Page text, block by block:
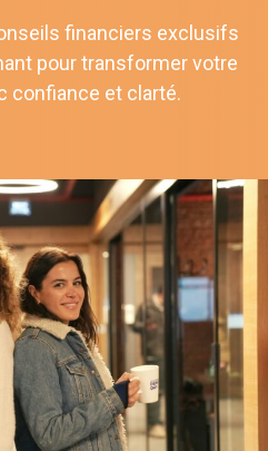
financiers exclusifs
pour transformer votre
confiance et clarté.